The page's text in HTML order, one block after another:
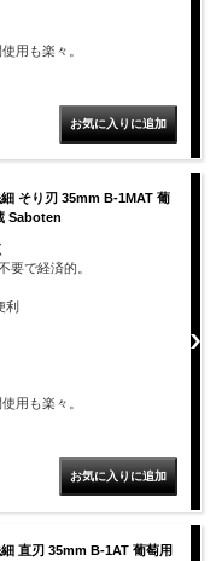
用も楽々。
そり刃 35mm B-1MAT 葡
Saboten
要で経済的。
利
用も楽々。
直刃 35mm B-1AT 葡萄用